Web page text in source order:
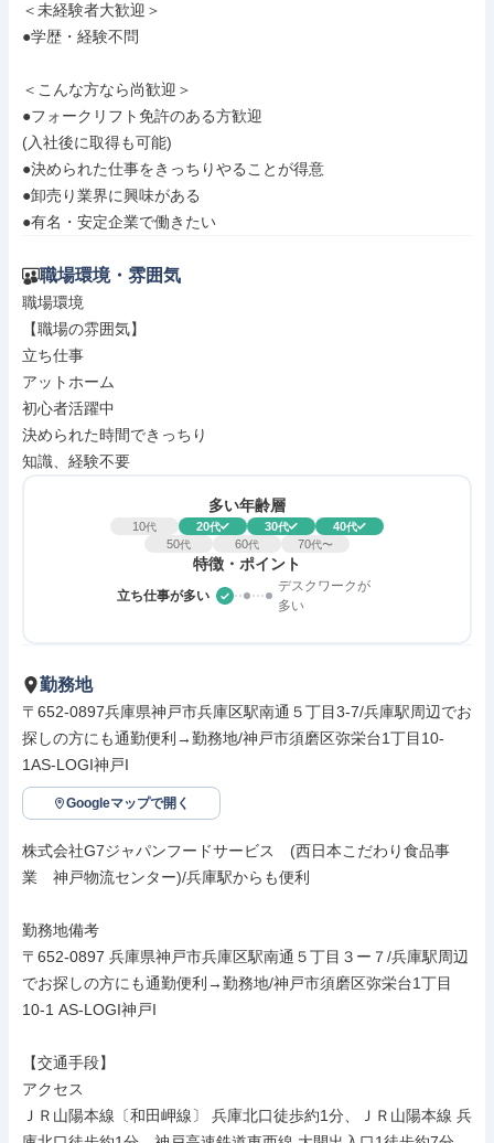
＜未経験者大歓迎＞
●学歴・経験不問
＜こんな方なら尚歓迎＞
●フォークリフト免許のある方歓迎
(入社後に取得も可能)
●決められた仕事をきっちりやることが得意
●卸売り業界に興味がある
●有名・安定企業で働きたい
職場環境・雰囲気
職場環境
【職場の雰囲気】
立ち仕事
アットホーム
初心者活躍中
決められた時間できっちり
知識、経験不要
多い年齢層
10代 20代 30代 40代
50代 60代 70代〜
特徴・ポイント
立ち仕事が多い
デスクワークが
多い
勤務地
〒652-0897兵庫県神戸市兵庫区駅南通５丁目3-7/兵庫駅周辺でお
探しの方にも通勤便利→勤務地/神戸市須磨区弥栄台1丁目10-
1AS-LOGI神戸I
Googleマップで開く
株式会社G7ジャパンフードサービス　(西日本こだわり食品事
業　神戸物流センター)/兵庫駅からも便利
勤務地備考
〒652-0897 兵庫県神戸市兵庫区駅南通５丁目３ー７/兵庫駅周辺
でお探しの方にも通勤便利→勤務地/神戸市須磨区弥栄台1丁目
10-1 AS-LOGI神戸I
【交通手段】
アクセス
ＪＲ山陽本線〔和田岬線〕 兵庫北口徒歩約1分、ＪＲ山陽本線 兵